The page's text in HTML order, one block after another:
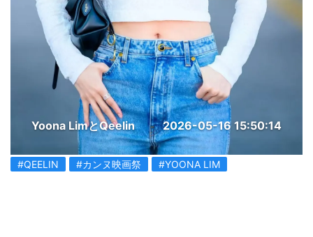
Yoona LimとQeelin 2026-05-16 15:50:14
#QEELIN #カンヌ映画祭 #YOONA LIM